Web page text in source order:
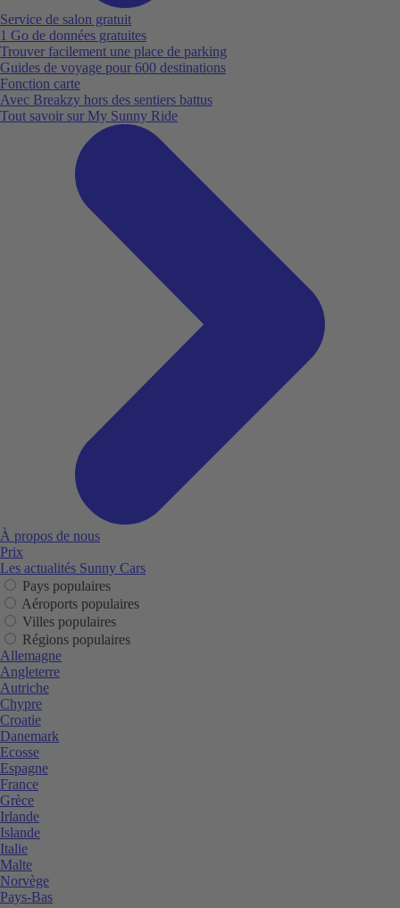
Service de salon gratuit
1 Go de données gratuites
Trouver facilement une place de parking
Guides de voyage pour 600 destinations
Fonction carte
Avec Breakzy hors des sentiers battus
Tout savoir sur My Sunny Ride
À propos de nous
Prix
Les actualités Sunny Cars
Pays populaires
Aéroports populaires
Villes populaires
Régions populaires
Allemagne
Angleterre
Autriche
Chypre
Croatie
Danemark
Ecosse
Espagne
France
Grèce
Irlande
Islande
Italie
Malte
Norvège
Pays-Bas